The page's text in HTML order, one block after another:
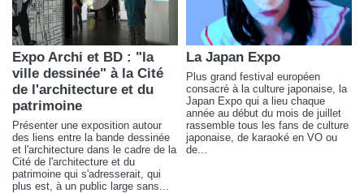
Expo Archi et BD : "la
ville dessinée" à la Cité
de l'architecture et du
patrimoine
Présenter une exposition autour
des liens entre la bande dessinée
et l'architecture dans le cadre de la
Cité de l'architecture et du
patrimoine qui s'adresserait, qui
plus est, à un public large sans...
La Japan Expo
Plus grand festival européen
consacré à la culture japonaise, la
Japan Expo qui a lieu chaque
année au début du mois de juillet
rassemble tous les fans de culture
japonaise, de karaoké en VO ou
de...